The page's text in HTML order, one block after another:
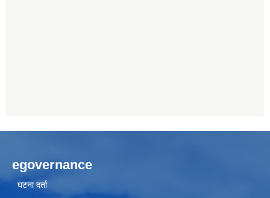
egovernance
घटना दर्ता